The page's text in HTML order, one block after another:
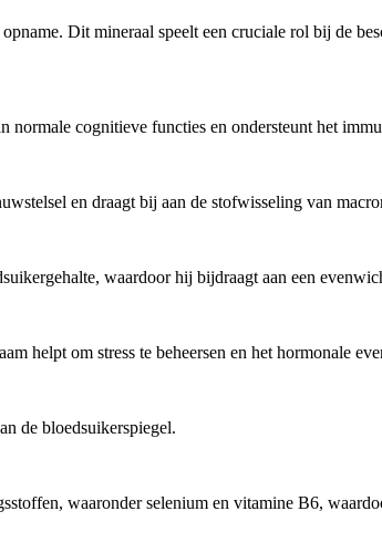
Dit mineraal speelt een cruciale rol bij de
cognitieve functies en ondersteunt het
en draagt bij aan de stofwisseling van
waardoor hij bijdraagt aan een
helpt om stress te beheersen en het hormonale
de bloedsuikerspiegel.
waaronder selenium en vitamine B6,